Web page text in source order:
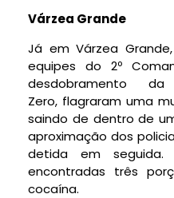
Várzea Grande
Já em Várzea
equipes do 2º
desdobramento
Zero, flagraram uma
saindo de dentro de
aproximação dos
detida em seguida.
encontradas três
cocaína.